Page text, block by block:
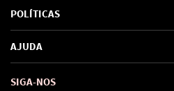
Sobre Nós
Marcas
SAC de marcas
Como comprar
POLÍTICAS
Política de Privacidade
Troca e Devoluções
Formas de Pagamento
AJUDA
SIGA-NOS